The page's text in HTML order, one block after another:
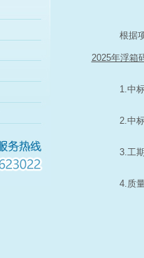
根据
2025年浮箱
1. 中
2. 中
3.工
4.质